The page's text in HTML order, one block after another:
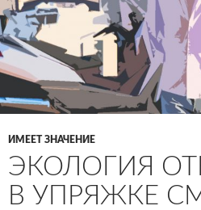
ИМЕЕТ ЗНАЧЕНИЕ
ЭКОЛОГИЯ
В УПРЯЖКЕ